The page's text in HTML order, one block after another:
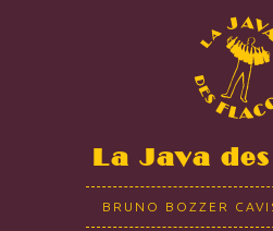
La Java
BRUNO BOZZER